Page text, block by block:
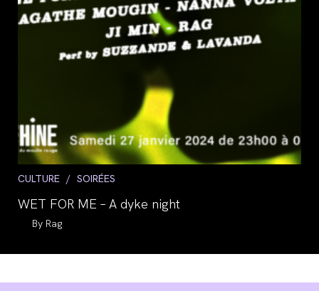
Post
CULTURE / SOIRÉES
WET FOR ME – A dyke night
Auteur/autrice
la
Rag